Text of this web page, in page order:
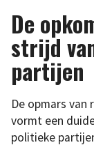
De
strijd
partijen
De opmars
vormt een
politieke